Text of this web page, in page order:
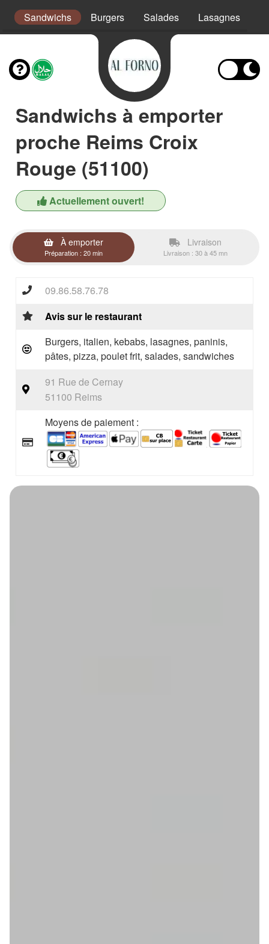
Sandwichs Burgers Salades Lasagnes
Sandwichs à emporter
proche Reims Croix
Rouge (51100)
Actuellement ouvert!
À emporter
Préparation : 20 min
Livraison
Livraison : 30 à 45 mn
09.86.58.76.78
Avis sur le restaurant
Burgers, italien, kebabs, lasagnes, paninis,
pâtes, pizza, poulet frit, salades, sandwiches
91 Rue de Cernay
51100 Reims
Moyens de paiement :